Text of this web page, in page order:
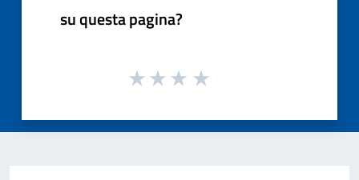
su questa pagina?